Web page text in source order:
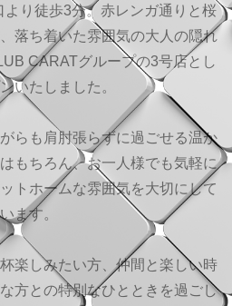
り徒歩3分。赤レンガ通りと桜
落ち着いた雰囲気の大人の隠れ
CARATグループの3号店とし
いたしました。
らも肩肘張らずに過ごせる温か
もちろん、お一人様でも気軽に
トホームな雰囲気を大切にして
います。
楽しみたい方、仲間と楽しい時
方との特別なひとときを過ごし